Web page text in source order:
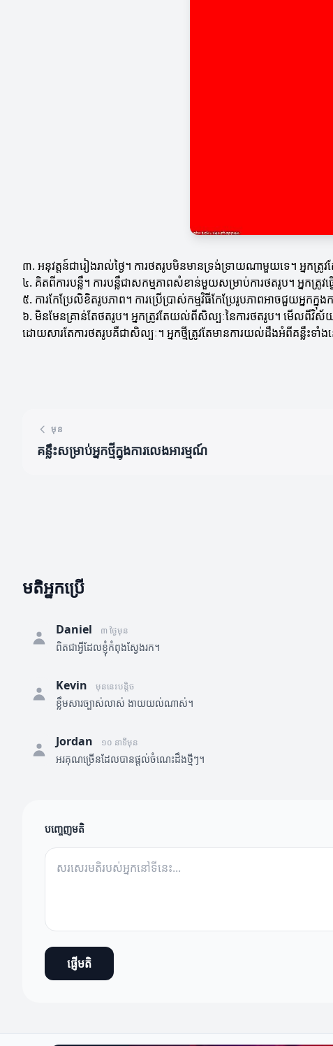
៣. អនុវត្តន៍ជារៀងរាល់ថ្ងៃ។ ការថតរូបមិនមានទ្រង់ទ្រាយណាមួយទេ។ អ្នកត្
៤. គិតពីការបន្លឺ។ ការបន្លឺជាសកម្មភាពសំខាន់មួយសម្រាប់ការថតរូប។ អ្នកត្រូវ
៥. ការកែប្រែលិខិតរូបភាព។ ការប្រើប្រាស់កម្មវិធីកែប្រែរូបភាពអាចជួយអ្នកក្នុ
៦. មិនមែនគ្រាន់តែថតរូប។ អ្នកត្រូវតែយល់ពីសិល្បៈនៃការថតរូប។ មើលពី
ដោយសារតែការថតរូបគឺជាសិល្បៈ។ អ្នកថ្មីត្រូវតែមានការយល់ដឹងអំពីគន្លឹះទាំងន
មុន
គន្លឹះសម្រាប់អ្នកថ្មីក្នុងការលេងអារម្មណ៍
មតិអ្នកប្រើ
Daniel ៣ ថ្ងៃមុន
ពិតជាអ្វីដែលខ្ញុំកំពុងស្វែងរក។
Kevin មុននេះបន្តិច
ខ្លឹមសារច្បាស់លាស់ ងាយយល់ណាស់។
Jordan ១០ នាទីមុន
អរគុណច្រើនដែលបានផ្តល់ចំណេះដឹងថ្មីៗ។
បញ្ចេញមតិ
ផ្ញើមតិ